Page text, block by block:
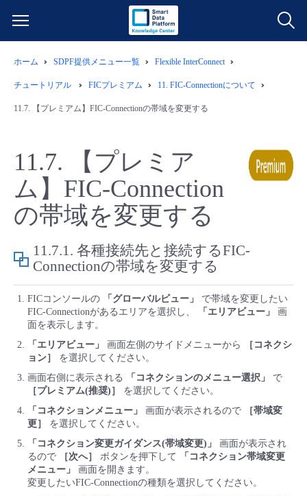
サービス一覧
データ利活用
ネットワーク
IoT
モニタリング/監査
サポート
管理機能
すべてのメニューを見る
よくある質問
クラウド/サーバー
ネットワーク
IoT
モニタリング/監査
サポート
管理機能
すべてのメニューを見る
料金シミュレーター
データ利活用
クラウド/サーバー
ネットワーク
IoT
モニタリング/監査
サポート
すべてのメニューを見る
ご利用開始ガイド
■ 管理機能
- 管理機能
■ セットアップガイド
- 新規お申し込み方法
- 初期設定・確認
- ユーザー機能の管理
- 登録情報の管理
ユースケース
- バックアップ
- セキュリティ・監査
- データと分析
- IoT
- マルチクラウド利用
- リモートワーク
故障/メンテナンス情報
サービス稼働状況
故障/メンテナンス履歴
メンテナンス予定
定期メンテナンス
販売パートナー向けプログラム
協業パートナー
トレーニング/操作動画
脱炭素化
ホーム SDPF提供メニュー一覧 Flexible InterConnect
チュートリアル FICプレミアム 11. FIC-Connectionについて
11.7. 【プレミアム】FIC-Connectionの帯域を変更する
11.7.
【プレミア
ム】FIC-Connection
の帯域を変更する
11.7.1. 各種接続先と接続するFIC-
Connectionの帯域を変更する
FICコンソールの 「グローバルビュー」
で帯域を変更したい
FIC-Connectionがあるエリアを選択し、
「エリアビュー」
画
面を表示します。
「エリアビュー」
画面左側のサイドメニューから
［コネクシ
ョン］
を選択してください。
画面右側に表示される
「コネクションのメニュー選択」
で
［プレミアム(推奨)］
を選択してください。
「コネクションメニュー」
画面が表示されるので
［帯域変
更］
を選択してください。
「コネクション変更ガイダンス(帯域変更)」
画面が表示され
るので
［次へ］ ボタンを押下して
「コネクション帯域変更
メニュー」
画面を開きます。
変更したいFIC-Connectionの種類を選択してください。